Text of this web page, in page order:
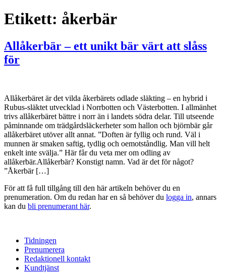
Etikett: åkerbär
Allåkerbär – ett unikt bär värt att slåss
för
Allåkerbäret är det vilda åkerbärets odlade släkting – en hybrid i
Rubus-släktet utvecklad i Norrbotten och Västerbotten. I allmänhet
trivs allåkerbäret bättre i norr än i landets södra delar. Till utseende
påminnande om trädgårdsläckerheter som hallon och björnbär går
allåkerbäret utöver allt annat. ”Doften är fyllig och rund. Väl i
munnen är smaken saftig, tydlig och oemotståndlig. Man vill helt
enkelt inte svälja.” Här får du veta mer om odling av
allåkerbär.Allåkerbär? Konstigt namn. Vad är det för något?
”Åkerbär […]
För att få full tillgång till den här artikeln behöver du en
prenumeration. Om du redan har en så behöver du logga in, annars
kan du bli prenumerant här.
Tidningen
Prenumerera
Redaktionell kontakt
Kundtjänst